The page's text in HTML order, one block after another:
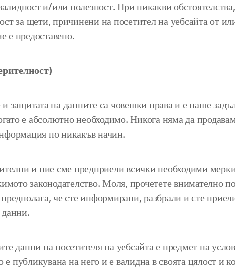
и/или полезност. При никакви
щети, причинени на посетител на уебсайта от
е предоставено.
защитата на данните са човешки права и е наше
е абсолютно необходимо. Никога няма да
по никакъв начин.
и ние сме предприели всички необходими
законодателство. Моля, прочетете внимателно
че сте информирани, разбрали и сте
данни на посетителя на уебсайта е предмет на
е публикувана на него и е валидна в своята цялост и